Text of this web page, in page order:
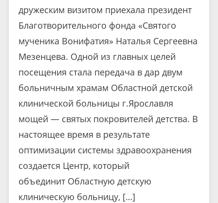
дружеским визитом приехала президент
Благотворительного фонда «Святого
мученика Вонифатия» Наталья Сергеевна
Мезенцева. Одной из главных целей
посещения стала передача в дар двум
больничным храмам Областной детской
клинической больницы г.Ярославля
мощей — святых покровителей детства. В
настоящее время в результате
оптимизации системы здравоохранения
создается Центр, который
объединит Областную детскую
клиническую больницу, […]